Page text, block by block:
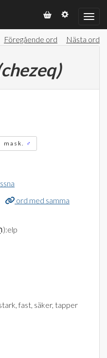
Föregående ord Nästa ord
mask. ♂
ord med samma
(חָזַק):elp
fast, säker, tapper